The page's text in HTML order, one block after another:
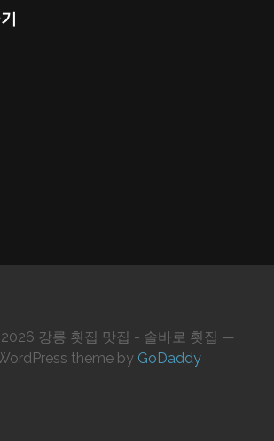
강릉 횟집 맛집 - 솔바로 횟집 —
theme by GoDaddy